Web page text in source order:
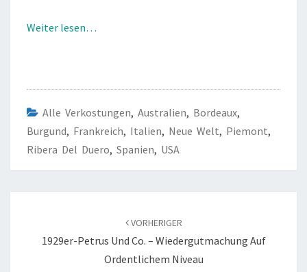
Weiter lesen…
Alle Verkostungen, Australien, Bordeaux,
Burgund, Frankreich, Italien, Neue Welt, Piemont,
Ribera Del Duero, Spanien, USA
VORHERIGER
1929er-Petrus Und Co. – Wiedergutmachung Auf
Ordentlichem Niveau